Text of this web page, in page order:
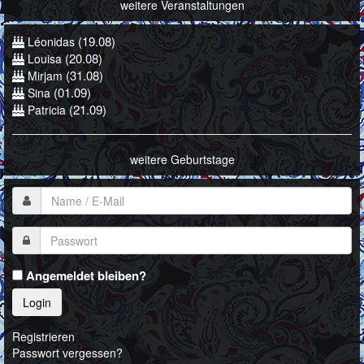
weitere Veranstaltungen
Léonidas (19.08)
Louisa(20.08)
Mirjam (31.08)
Sina (01.09)
Patricia (21.09)
weitere Geburtstage
Angemeldet bleiben?
Login
Registrieren
Passwort vergessen?